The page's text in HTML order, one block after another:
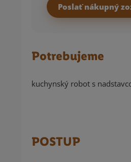
Poslať nákupný
Potrebujeme
kuchynský robot s
POSTUP